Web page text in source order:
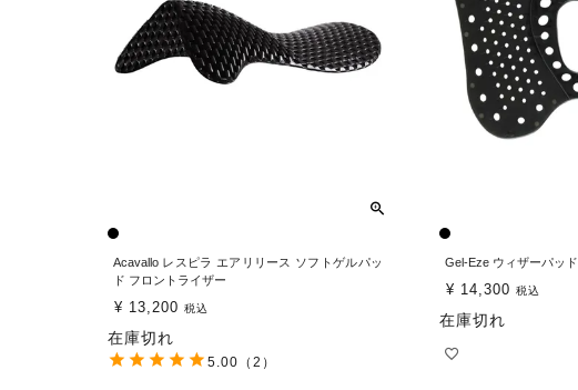
Acavallo レスピラ エアリリース ソフトゲルパッ
ド フロントライザー
¥ 13,200 税込
在庫切れ
5.00 （2）
Gel-Eze ウィザーパッド
¥ 14,300 税込
在庫切れ